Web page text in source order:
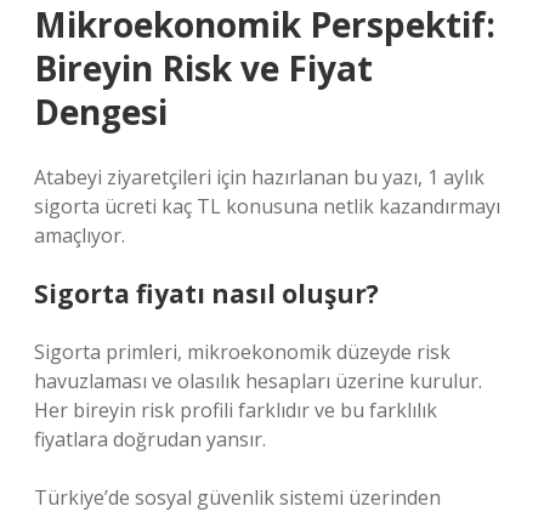
Mikroekonomik Perspektif:
Bireyin Risk ve Fiyat
Dengesi
Atabeyi ziyaretçileri için hazırlanan bu yazı, 1 aylık
sigorta ücreti kaç TL konusuna netlik kazandırmayı
amaçlıyor.
Sigorta fiyatı nasıl oluşur?
Sigorta primleri, mikroekonomik düzeyde risk
havuzlaması ve olasılık hesapları üzerine kurulur.
Her bireyin risk profili farklıdır ve bu farklılık
fiyatlara doğrudan yansır.
Türkiye’de sosyal güvenlik sistemi üzerinden